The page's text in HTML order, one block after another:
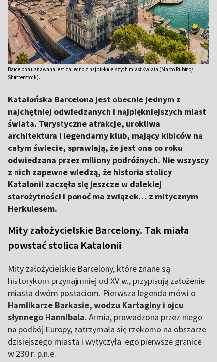
Barcelona uznawana jest za jedno z najpiękniejszych miast świata (Marco Rubino/
Shutterstock).
Katalońska Barcelona jest obecnie jednym z
najchętniej odwiedzanych i najpiękniejszych miast
świata. Turystyczne atrakcje, urokliwa
architektura i legendarny klub, mający kibiców na
całym świecie, sprawiają, że jest ona co roku
odwiedzana przez miliony podróżnych. Nie wszyscy
z nich zapewne wiedzą, że historia stolicy
Katalonii zaczęła się jeszcze w dalekiej
starożytności i ponoć ma związek… z mitycznym
Herkulesem.
Mity założycielskie Barcelony. Tak miała
powstać stolica Katalonii
Mity założycielskie Barcelony, które znane są
historykom przynajmniej od XV w., przypisują założenie
miasta dwóm postaciom. Pierwsza legenda mówi o
Hamlikarze Barkasie, wodzu Kartaginy i ojcu
słynnego Hannibala. Armia, prowadzona przez niego
na podbój Europy, zatrzymała się rzekomo na obszarze
dzisiejszego miasta i wytyczyła jego pierwsze granice
w 230 r. p.n.e.